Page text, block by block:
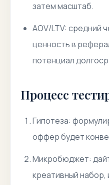
затем масштаб.
AOV/LTV: средний
ценность в
потенциал
Процесс
Гипотеза:
оффер будет
Микробюджет:
креативный набор,